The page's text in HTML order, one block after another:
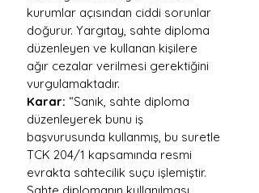
kurumlar açısından ciddi sorunlar
doğurur. Yargıtay, sahte diploma
düzenleyen ve kullanan kişilere
ağır cezalar verilmesi gerektiğini
vurgulamaktadır.
Karar: “Sanık, sahte diploma
düzenleyerek bunu iş
başvurusunda kullanmış, bu suretle
TCK 204/1 kapsamında resmi
evrakta sahtecilik suçu işlemiştir.